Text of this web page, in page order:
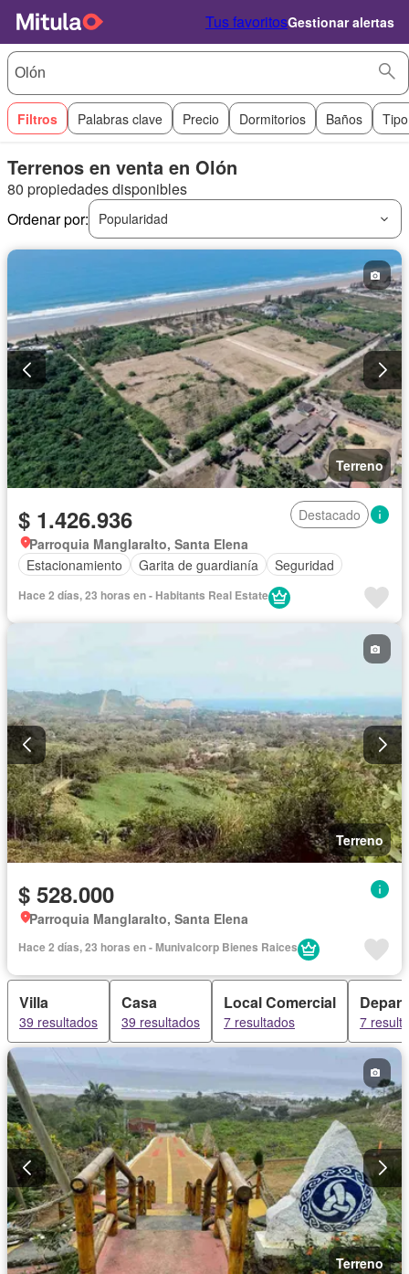
Tus favoritosGestionar alertas
Filtros Palabras clave Precio Dormitorios Baños
Terrenos en venta en Olón
80 propiedades disponibles
Ordenar por:
Popularidad
Terreno
$ 1.426.936
Destacado
Parroquia Manglaralto, Santa Elena
Estacionamiento
Garita de guardianía Seguridad
Hace 2 días, 23 horas en - Habitants Real Estate
Terreno
$ 528.000
Parroquia Manglaralto, Santa Elena
Hace 2 días, 23 horas en - Munivalcorp Bienes Raices
Villa
39 resultados
Casa
39 resultados
Local Comercial
7 resultados 7
Terreno